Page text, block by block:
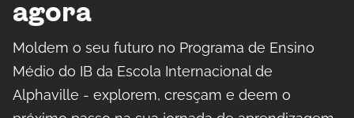
agora
Moldem o seu futuro no Programa de Ensino
Médio do IB da Escola Internacional de
Alphaville - explorem, cresçam e deem o